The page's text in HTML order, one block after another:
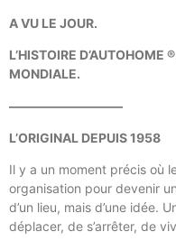
A VU LE JOUR.
L’HISTOIRE D’AUTOHOME
MONDIALE.
—————————
L’ORIGINAL DEPUIS 1958
Il y a un moment précis où
organisation pour devenir
d’un lieu, mais d’une idée.
déplacer, de s’arrêter, de